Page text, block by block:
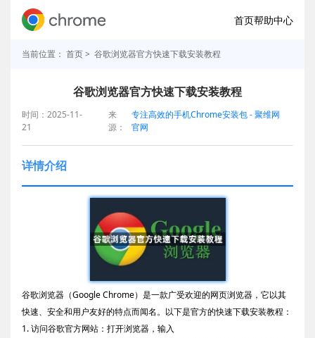
首页帮助中心
当前位置： 首页> 谷歌浏览器官方快速下载安装教程
谷歌浏览器官方快速下载安装教程
时间：2025-11-
21
来
源：
专注高效的手机Chrome安装包 - 聚维网
官网
详情介绍
谷歌浏览器（Google Chrome）是一款广受欢迎的网页浏览器，它以其
快速、安全和用户友好的特点而闻名。以下是官方的快速下载安装教程：
1. 访问谷歌官方网站：打开浏览器，输入